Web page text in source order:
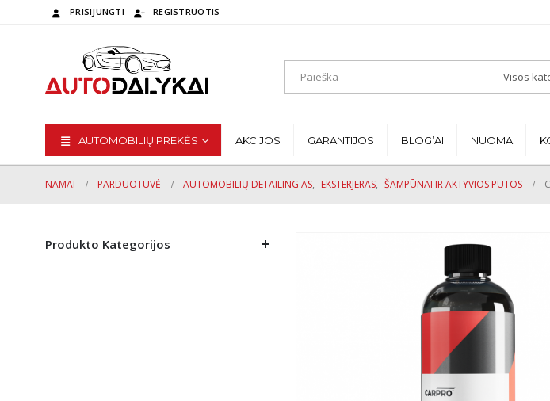
PRISIJUNGTI REGISTRUOTIS
Visos
AUTOMOBILIŲ PREKĖS AKCIJOS GARANTIJOS BLOG’AI NUOMA
NAMAI PARDUOTUVĖ AUTOMOBILIŲ DETAILING'AS, EKSTERJERAS, ŠAMPŪNAI IR AKTYVIOS PUTOS
Produkto Kategorijos